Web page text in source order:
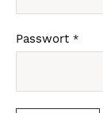
Passwort